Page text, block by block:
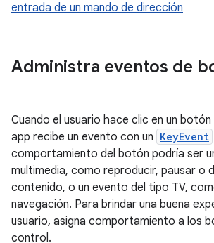
entrada de un mando de dirección
Administra eventos de
Cuando el usuario hace clic en un
app recibe un evento con un KeyEvent
comportamiento del botón podría ser
multimedia, como reproducir, pausar o
contenido, o un evento del tipo TV,
navegación. Para brindar una buena
usuario, asigna comportamiento a los
control.